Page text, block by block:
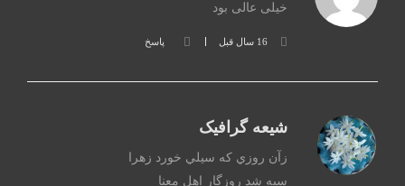
خیلی عالی بود
16 سال قبل پاسخ
شیعه گرافیک
زآن روزي که سيلي خورد زهرا
سيه شد روزگار اهل معنا